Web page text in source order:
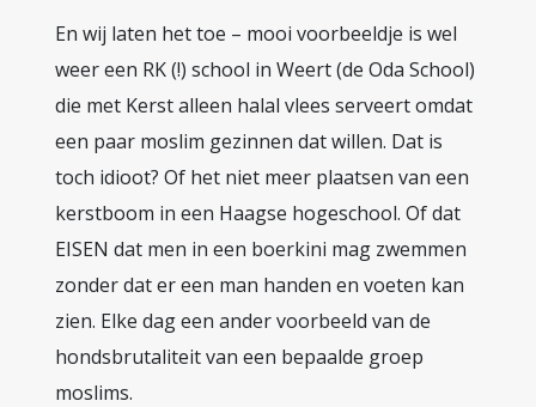
En wij laten het toe – mooi voorbeeldje is wel
weer een RK (!) school in Weert (de Oda School)
die met Kerst alleen halal vlees serveert omdat
een paar moslim gezinnen dat willen. Dat is
toch idioot? Of het niet meer plaatsen van een
kerstboom in een Haagse hogeschool. Of dat
EISEN dat men in een boerkini mag zwemmen
zonder dat er een man handen en voeten kan
zien. Elke dag een ander voorbeeld van de
hondsbrutaliteit van een bepaalde groep
moslims.